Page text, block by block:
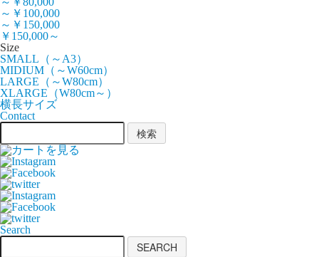
～￥100,000
～￥150,000
￥150,000～
Size
SMALL（～A3）
MIDIUM（～W60cm）
LARGE（～W80cm）
XLARGE（W80cm～）
横長サイズ
Contact
Search